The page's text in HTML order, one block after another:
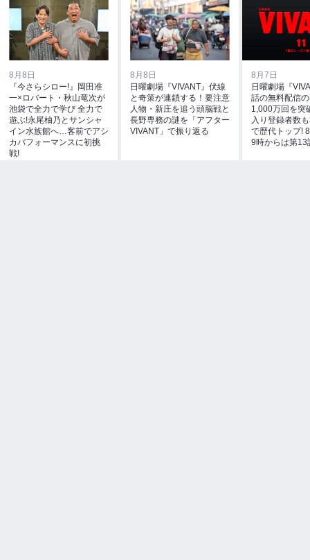
8月8日
『今さらシロー!』岡田准
一×ロバート・秋山竜次が
池袋で全力で学び 全力で
遊ぶ!永尾柚乃とサンシャ
イン水族館へ…客前でアシ
カパフォーマンスに初挑
戦!
8月8日
日曜劇場『VIVANT』伏線
と奇策が連鎖する！要注意
人物・新庄を追う頭脳戦と
長野専務の謎を「アフター
VIVANT」で振り返る
8月7日
日曜劇場『
話の無料配信
1,000万回を突
入り登録者数
で歴代トップ!
9時からは第13